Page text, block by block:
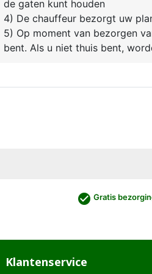
de gaten kunt houden
4) De chauffeur bezorgt uw
5) Op moment van bezorgen
bent. Als u niet thuis bent,
check_circle Gratis
Klantenservice